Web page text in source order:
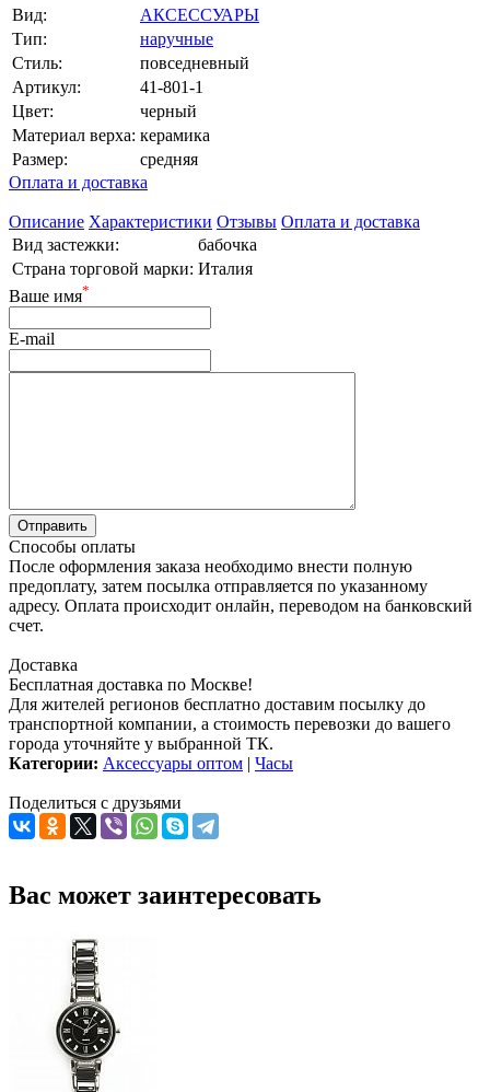
Вид:
АКСЕССУАРЫ
Тип:
наручные
Стиль:
повседневный
Артикул:
41-801-1
Цвет:
черный
Материал верха: керамика
Размер:
средняя
Оплата и доставка
Описание Характеристики Отзывы Оплата и доставка
Вид застежки:
бабочка
Страна торговой марки: Италия
Ваше имя*
E-mail
Способы оплаты
После оформления заказа необходимо внести полную
предоплату, затем посылка отправляется по указанному
адресу. Оплата происходит онлайн, переводом на банковский
счет.
Доставка
Бесплатная доставка по Москве!
Для жителей регионов бесплатно доставим посылку до
транспортной компании, а стоимость перевозки до вашего
города уточняйте у выбранной ТК.
Категории: Аксессуары оптом | Часы
Поделиться с друзьями
Вас может заинтересовать